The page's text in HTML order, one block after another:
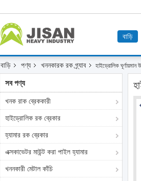
বাড়ি
বাড়ি পণ্য খননকারক রক গ্র্যাব হাইড্রোলিক
সব পণ্য
খনক রাক ব্রেককারী
হাইড্রোলিক রক ব্রেকার
হ্যামার রক ব্রেকার
এক্সকাভেটর মাউন্ট করা পাইল হ্যামার
খননকারী মেটাল কাঁচি